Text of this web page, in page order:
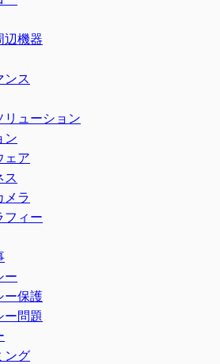
辺機器
ンス
リューション
ン
ェア
ス
メラ
フィー
ー
ー保護
ー問題
ング